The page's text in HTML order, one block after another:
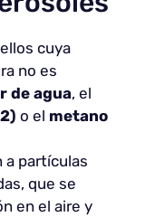
cuya
no es
de agua, el
o el metano
a partículas
que se
en el aire y